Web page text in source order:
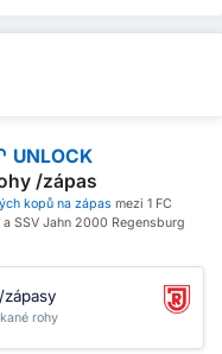
UNLOCK
/zápas
kopů na zápas mezi 1 FC
SSV Jahn 2000 Regensburg
/zápasy
rohy